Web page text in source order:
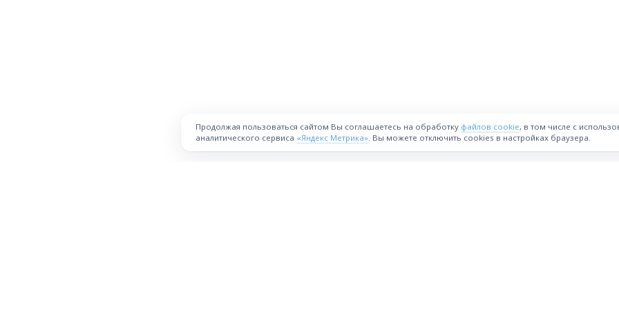
Продолжая пользоваться сайтом Вы соглашаетесь на обработку файлов cookie, в том числе с
аналитического сервиса «Яндекс Метрика». Вы можете отключить cookies в настройках браузера.